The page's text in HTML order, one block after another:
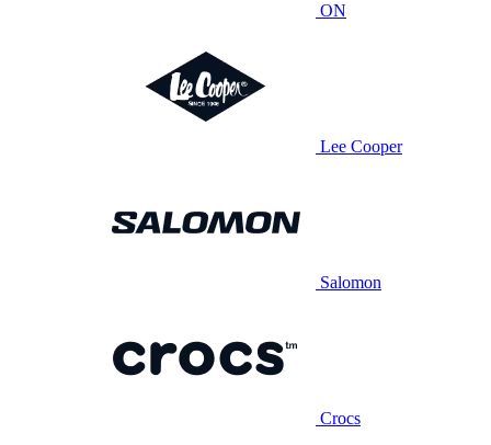
ON
Lee Cooper
Salomon
Crocs